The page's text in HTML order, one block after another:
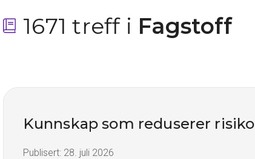
1671 treff i Fagstoff
Kunnskap som reduserer risiko
Publisert: 28. juli 2026